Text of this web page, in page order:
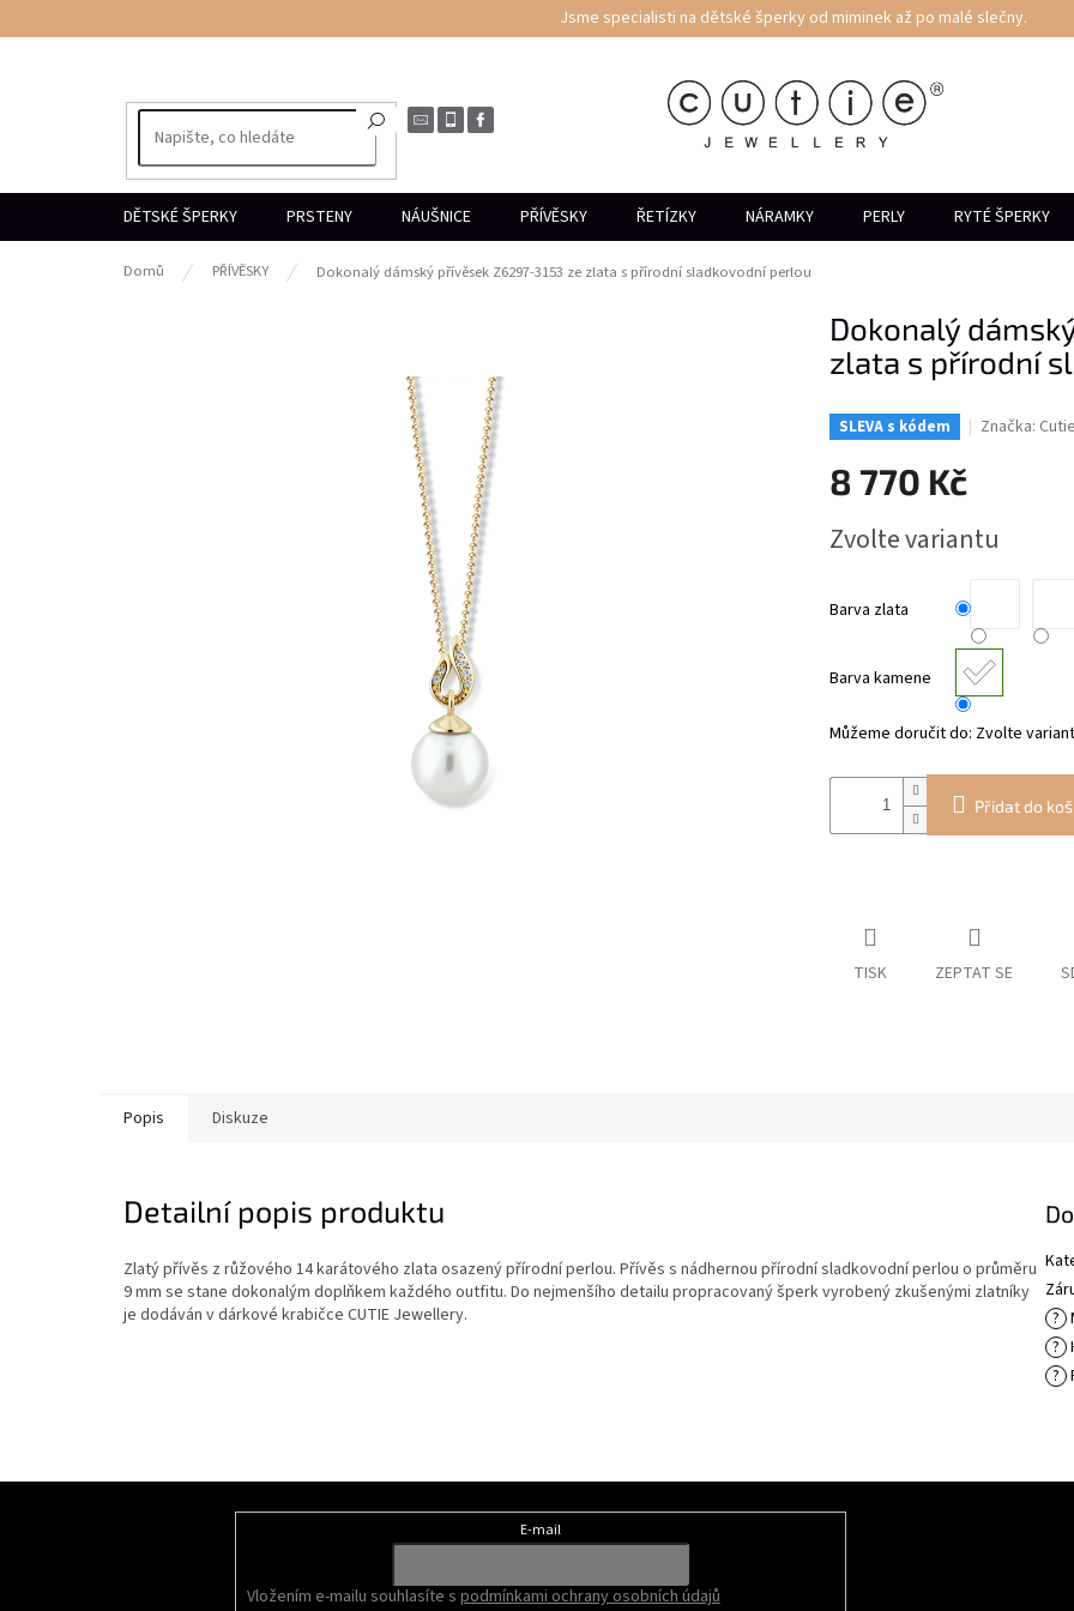
na
Jsme specialisti na dětské šperky od miminek až po malé slečny.
DĚTSKÉ ŠPERKY PRSTENY NÁUŠNICE PŘÍVĚSKY ŘETÍZKY NÁRAMKY PERLY RYTÉ ŠPERKY
Domů PŘÍVĚSKY Dokonalý dámský přívěsek Z6297-3153 ze zlata s přírodní sladkovodní perlou
Dokonalý
zlata s přírodní
SLEVA s kódem Značka:
8 770 Kč
cena:
Zvolte variantu
Barva zlata
Barva kamene
Můžeme doručit do: Zvolte
Přidat do
TISK ZEPTAT SE
Popis Diskuze
Detailní popis produktu
Zlatý přívěs z růžového 14 karátového zlata osazený přírodní perlou. Přívěs s nádhernou přírodní sladkovodní perlou o průměru
9 mm se stane dokonalým doplňkem každého outfitu. Do nejmenšího detailu propracovaný šperk vyrobený zkušenými zlatníky
je dodáván v dárkové krabičce CUTIE Jewellery.
?
?
?
E-mail
Vložením e-mailu souhlasíte s podmínkami ochrany osobních údajů